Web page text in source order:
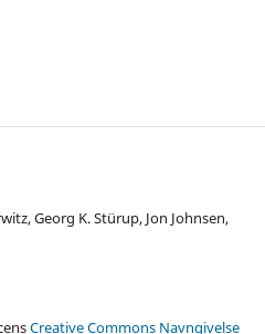
Georg K. Stürup, Jon Johnsen,
Creative Commons Navngivelse